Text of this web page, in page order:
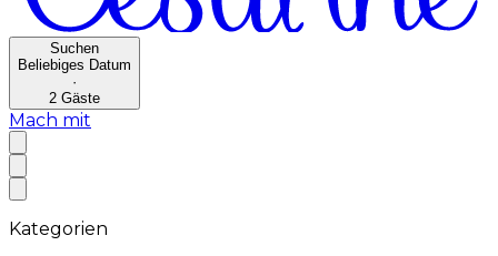
Suchen
Beliebiges Datum
·
2 Gäste
Mach mit
Kategorien